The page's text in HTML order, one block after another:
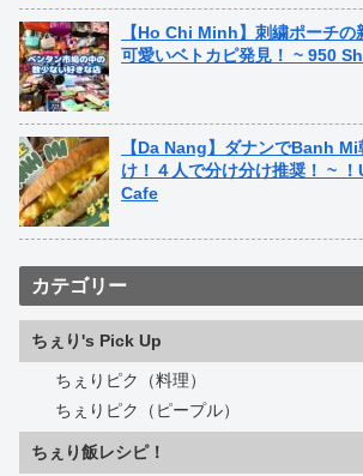
【Ho Chi Minh】刺繍ポーチ
可愛いベトカピ発見！ ~ 950
【Da Nang】ダナンでBanh
け！４人で分け分け推奨！ ~
Cafe
カテゴリー
ちぇり's Pick Up
ちぇりピク（料理）
ちぇりピク（ピープル）
ちぇり飯レシピ！